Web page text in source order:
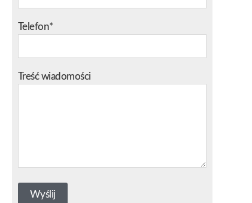
Telefon*
Treść wiadomości